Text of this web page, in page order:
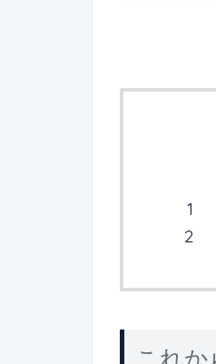
これ